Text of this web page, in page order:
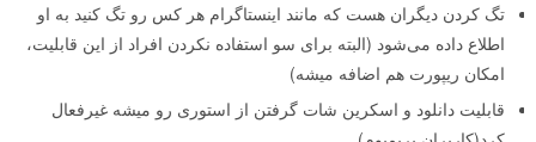
تگ کردن دیگران هست که مانند اینستاگرام هر کس رو تگ کنید به او
اطلاع داده می‌شود (البته برای سو استفاده نکردن افراد از این قابلیت،
امکان ریپورت هم اضافه میشه)
قابلیت دانلود و اسکرین شات گرفتن از استوری رو میشه غیرفعال